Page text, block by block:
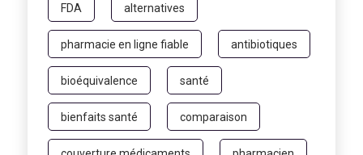
FDA alternatives
pharmacie en ligne fiable antibiotiques
bioéquivalence santé
bienfaits santé comparaison